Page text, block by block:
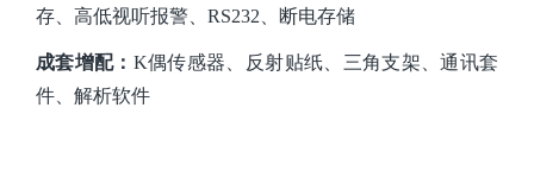
存、高低视听报警、RS232、断电存储
成套增配： K偶传感器、反射贴纸、三角支架、通讯套
件、解析软件